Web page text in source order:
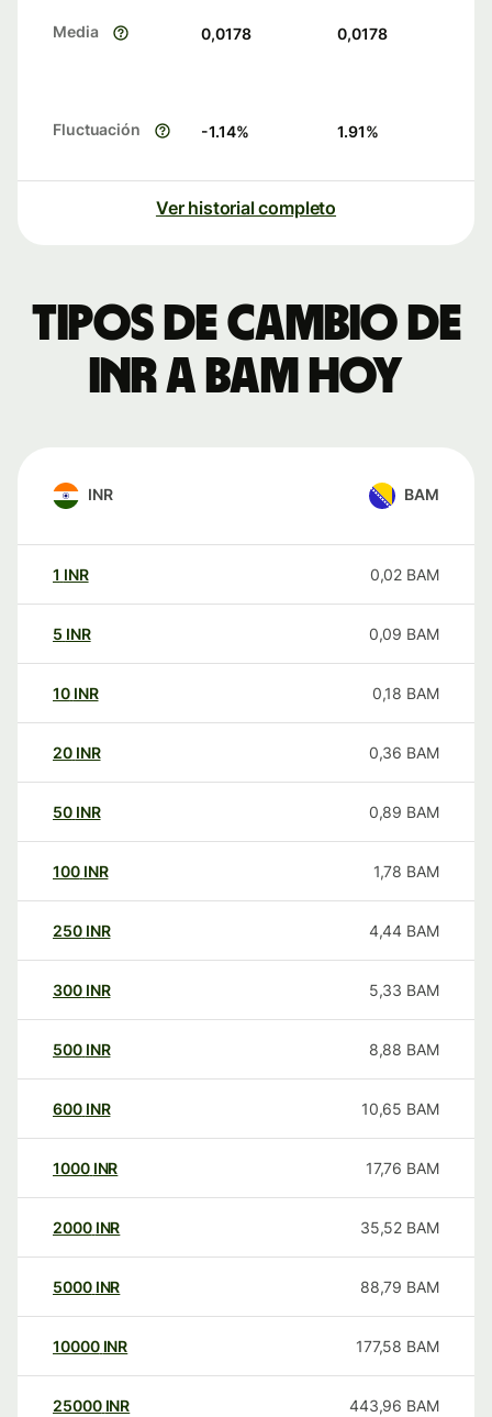
Media 0,0178 0,0178
Fluctuación -1.14% 1.91%
Ver historial completo
Tipos de cambio de
INR a BAM hoy
INR BAM
1 INR 0,02 BAM
5 INR 0,09 BAM
10 INR 0,18 BAM
20 INR 0,36 BAM
50 INR 0,89 BAM
100 INR 1,78 BAM
250 INR 4,44 BAM
300 INR 5,33 BAM
500 INR 8,88 BAM
600 INR 10,65 BAM
1000 INR 17,76 BAM
2000 INR 35,52 BAM
5000 INR 88,79 BAM
10000 INR 177,58 BAM
25000 INR 443,96 BAM